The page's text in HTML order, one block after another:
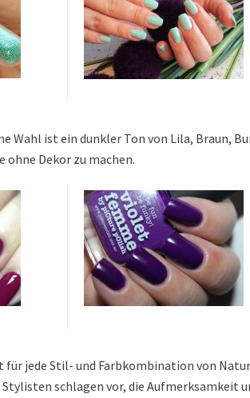
Wahl ist ein dunkler Ton von Lila, Braun,
ohne Dekor zu machen.
für jede Stil- und Farbkombination von
schlagen vor, die Aufmerksamkeit